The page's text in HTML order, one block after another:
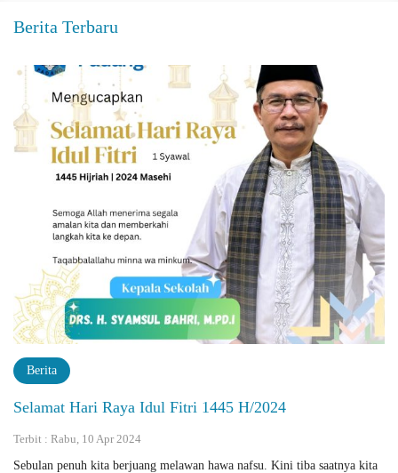
Berita Terbaru
Berita
Selamat Hari Raya Idul Fitri 1445 H/2024
Terbit : Rabu, 10 Apr 2024
Sebulan penuh kita berjuang melawan hawa nafsu. Kini tiba saatnya kita